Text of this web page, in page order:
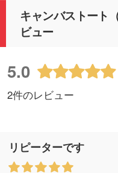
キャンバストート
ビュー
5.0
2件のレビュー
リピーターです